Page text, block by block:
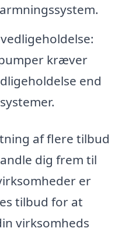
kræver
end
af flere tilbud
dig frem til
er
tilbud for at
virksomheds